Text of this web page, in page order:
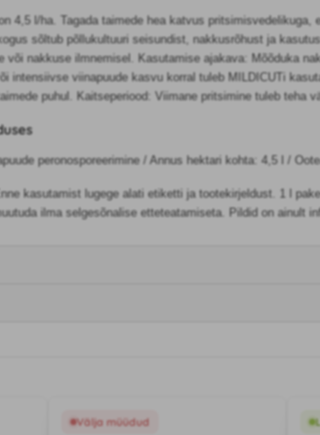
4,5 l/ha. Tagada taimede hea katvus
sõltub põllukultuuri seisundist, nakkusrõhust ja
või nakkuse ilmnemisel. Kasutamise ajakava: Mõõduka
intensiivse viinapuude kasvu korral tuleb MILDICUTi
puhul. Kaitseperiood: Viimane pritsimine tuleb teha
peronosporeerimine / Annus hektari kohta: 4,5 l /
kasutamist lugege alati etiketti ja tootekirjeldust. 1 l
ilma selgesõnalise etteteatamiseta. Pildid on ainult
Välja müüdud